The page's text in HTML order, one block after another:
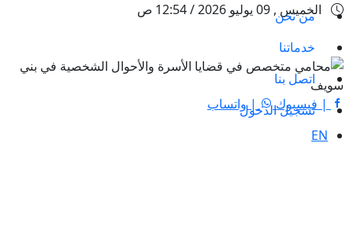
من نحن
خدماتنا
اتصل بنا
تسجيل الدخول
EN
الخميس , 09 يوليو 2026 / 12:54 ص
| فيسبوك | واتساب